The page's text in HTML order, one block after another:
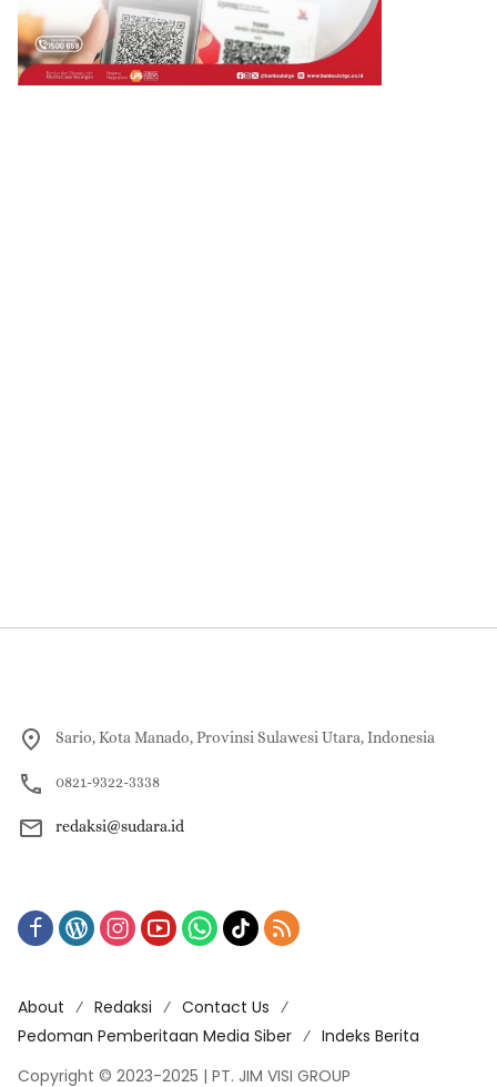
Sario, Kota Manado, Provinsi Sulawesi Utara, Indonesia
0821-9322-3338
redaksi@sudara.id
About Redaksi
Contact Us
Pedoman Pemberitaan Media Siber
Indeks Berita
Copyright © 2023-2025 | PT. JIM VISI GROUP